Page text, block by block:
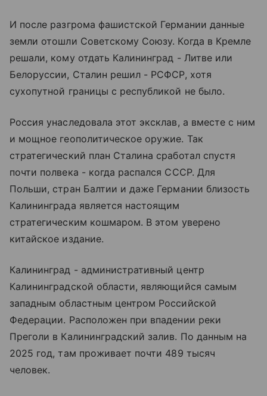
И после разгрома фашистской Германии данные
земли отошли Советскому Союзу. Когда в Кремле
решали, кому отдать Калининград - Литве или
Белоруссии, Сталин решил - РСФСР, хотя
сухопутной границы с республикой не было.
Россия унаследовала этот эксклав, а вместе с ним
и мощное геополитическое оружие. Так
стратегический план Сталина сработал спустя
почти полвека - когда распался СССР. Для
Польши, стран Балтии и даже Германии близость
Калининграда является настоящим
стратегическим кошмаром. В этом уверено
китайское издание.
Калининград - административный центр
Калининградской области, являющийся самым
западным областным центром Российской
Федерации. Расположен при впадении реки
Преголи в Калининградский залив. По данным на
2025 год, там проживает почти 489 тысяч
человек.